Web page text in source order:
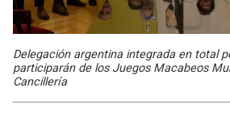
Delegación argentina integrada en total
participarán de los Juegos Macabeos
Cancillería